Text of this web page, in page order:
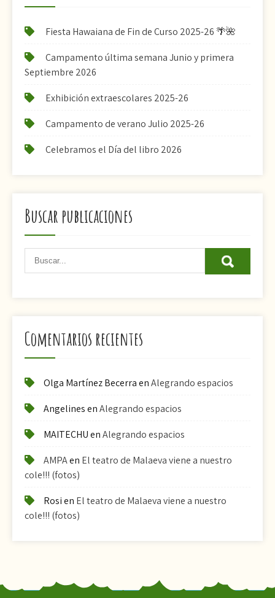
Fiesta Hawaiana de Fin de Curso 2025-26 🌴🌺
Campamento última semana Junio y primera
Septiembre 2026
Exhibición extraescolares 2025-26
Campamento de verano Julio 2025-26
Celebramos el Día del libro 2026
Buscar publicaciones
Comentarios recientes
Olga Martínez BecerraenAlegrando espacios
AngelinesenAlegrando espacios
MAITECHUenAlegrando espacios
AMPAen El teatro de Malaeva viene a nuestro
cole!!! (fotos)
Rosien El teatro de Malaeva viene a nuestro
cole!!! (fotos)